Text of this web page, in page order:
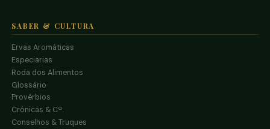
SABER & CULTURA
Ervas Aromáticas
Especiarias
Roda dos Alimentos
Glossário
Provérbios
Crónicas & Cª.
Conselhos & Truques